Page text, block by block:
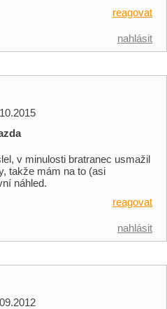
reagovat
nahlásit
v minulosti bratranec usmažil
takže mám na to (asi
náhled.
reagovat
nahlásit